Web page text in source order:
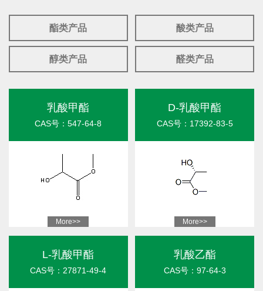
酯类产品 酸类产品
醇类产品 醛类产品
乳酸甲酯
CAS号：547-64-8
More>>
D-乳酸甲酯
CAS号：17392-83-5
More>>
L-乳酸甲酯
CAS号：27871-49-4
乳酸乙酯
CAS号：97-64-3